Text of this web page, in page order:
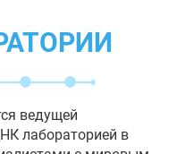
ведущей
лабораторией в